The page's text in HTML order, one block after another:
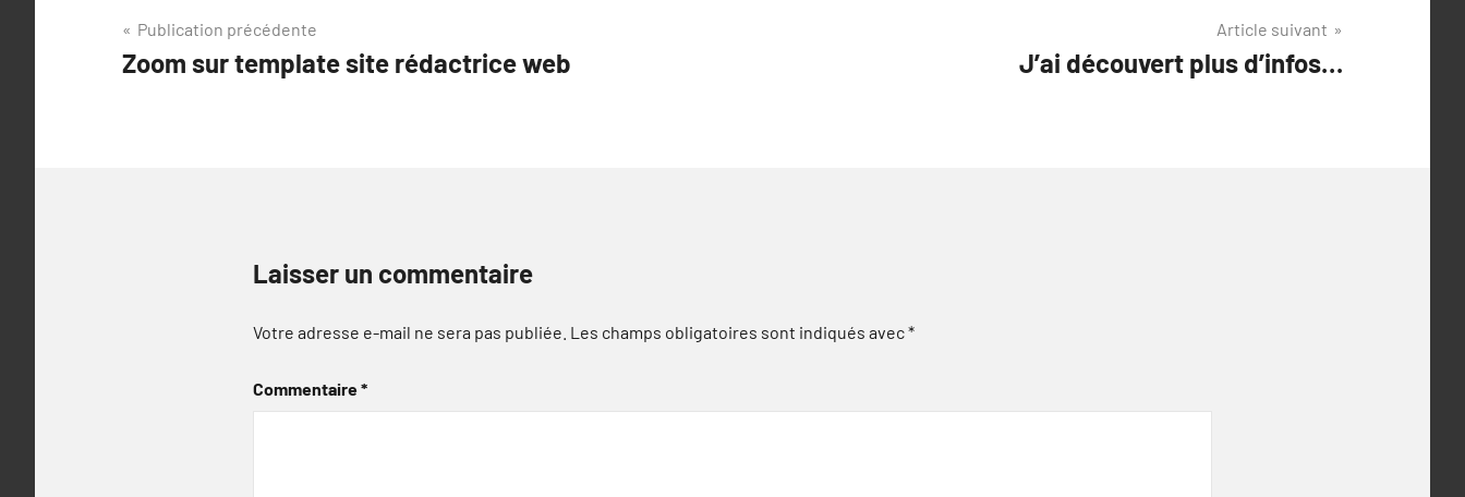
Navigation
de
Publication précédente
Zoom sur template site rédactrice web
Article suivant
J’ai découvert plus d’infos…
Laisser un commentaire
Votre adresse e-mail ne sera pas publiée. Les champs obligatoires sont indiqués avec*
Commentaire*